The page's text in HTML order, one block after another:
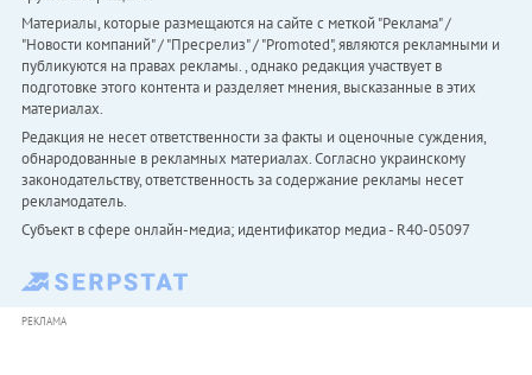
Материалы, которые размещаются на сайте с меткой "Реклама" /
"Новости компаний" / "Пресрелиз" / "Promoted", являются рекламными и
публикуются на правах рекламы. , однако редакция участвует в
подготовке этого контента и разделяет мнения, высказанные в этих
материалах.
Редакция не несет ответственности за факты и оценочные суждения,
обнародованные в рекламных материалах. Согласно украинскому
законодательству, ответственность за содержание рекламы несет
рекламодатель.
Субъект в сфере онлайн-медиа; идентификатор медиа - R40-05097
РЕКЛАМА